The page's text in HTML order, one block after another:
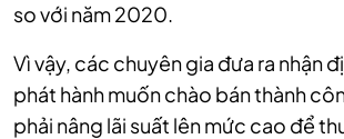
so với năm 2020.
Vì vậy, các chuyên gia đưa ra nhận
phát hành muốn chào bán thành
phải nâng lãi suất lên mức cao để